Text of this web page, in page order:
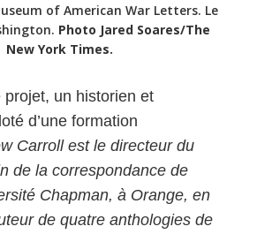
of American War Letters. Le
Photo Jared Soares/The
New York Times.
projet, un historien et
d’une formation
Carroll est le directeur du
de la correspondance de
Chapman, à Orange, en
de quatre anthologies de